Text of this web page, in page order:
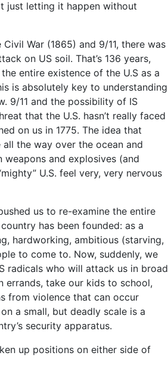
just letting it happen without
Civil War (1865) and 9/11, there was
on US soil. That’s 136 years,
entire existence of the U.S as a
is absolutely key to understanding
9/11 and the possibility of IS
that the U.S. hasn’t really faced
on us in 1775. The idea that
the way over the ocean and
and explosives (and
U.S. feel very, very nervous
us to re-examine the entire
has been founded: as a
hardworking, ambitious (starving,
to come to. Now, suddenly, we
radicals who will attack us in broad
errands, take our kids to school,
from violence that can occur
a small, but deadly scale is a
security apparatus.
up positions on either side of